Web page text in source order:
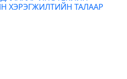
ХЭРЭГЖИЛТИЙН ТАЛААР